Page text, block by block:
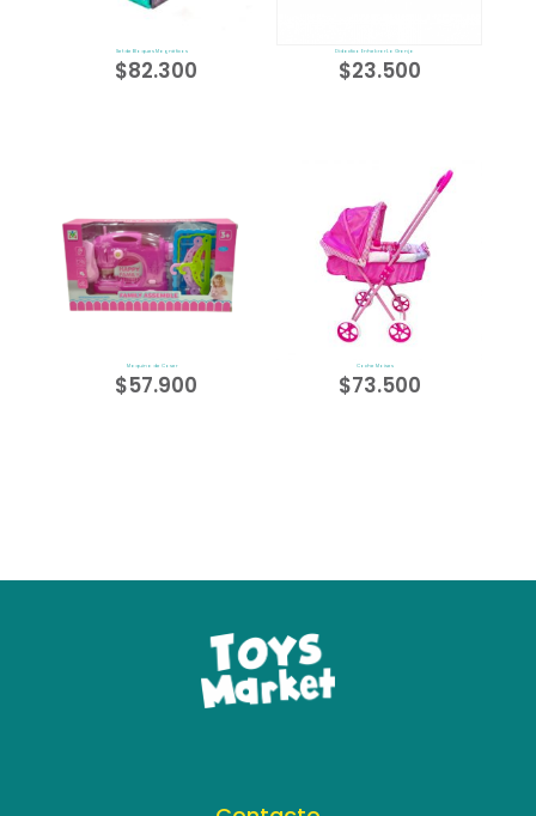
Set de Bloques Magnéticos
$82.300
Didactico Enhebrar La Granja
$23.500
Maquina de Coser
$57.900
Coche Moises
$73.500